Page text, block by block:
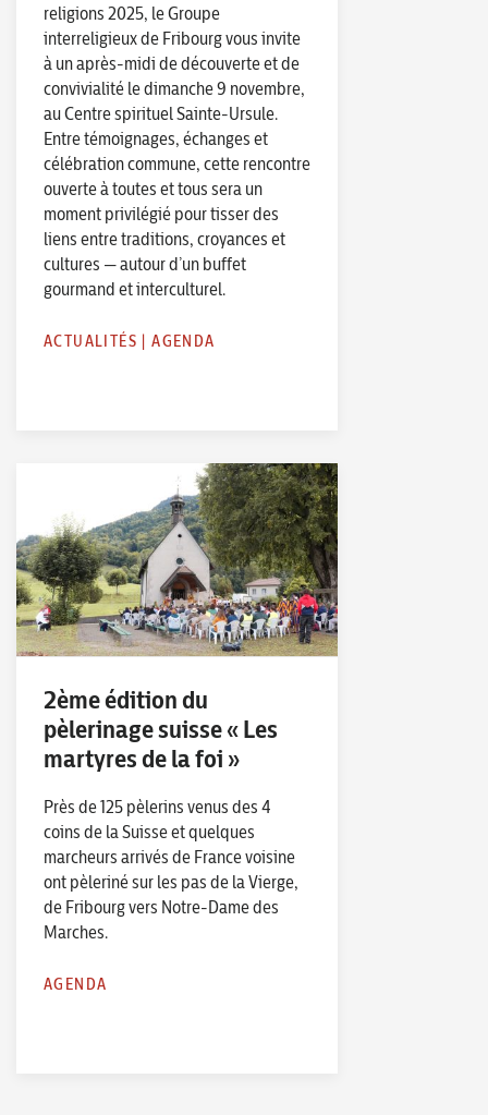
religions 2025, le Groupe
interreligieux de Fribourg vous invite
à un après-midi de découverte et de
convivialité le dimanche 9 novembre,
au Centre spirituel Sainte-Ursule.
Entre témoignages, échanges et
célébration commune, cette rencontre
ouverte à toutes et tous sera un
moment privilégié pour tisser des
liens entre traditions, croyances et
cultures — autour d’un buffet
gourmand et interculturel.
ACTUALITÉS |AGENDA
2ème édition du
pèlerinage suisse « Les
martyres de la foi »
Près de 125 pèlerins venus des 4
coins de la Suisse et quelques
marcheurs arrivés de France voisine
ont pèleriné sur les pas de la Vierge,
de Fribourg vers Notre-Dame des
Marches.
AGENDA